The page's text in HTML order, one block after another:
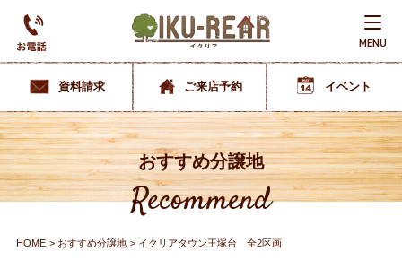
MENU
資料請求 ご来店予約 イベント
おすすめ分譲地
Recommend
HOME おすすめ分譲地 イクリアタウン王塚台 全2区画